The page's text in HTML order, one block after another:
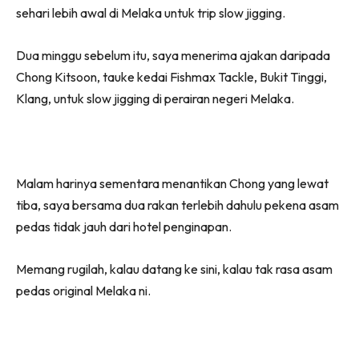
sehari lebih awal di Melaka untuk trip slow jigging.
Dua minggu sebelum itu, saya menerima ajakan daripada
Chong Kitsoon, tauke kedai Fishmax Tackle, Bukit Tinggi,
Klang, untuk slow jigging di perairan negeri Melaka.
Malam harinya sementara menantikan Chong yang lewat
tiba, saya bersama dua rakan terlebih dahulu pekena asam
pedas tidak jauh dari hotel penginapan.
Memang rugilah, kalau datang ke sini, kalau tak rasa asam
pedas original Melaka ni.